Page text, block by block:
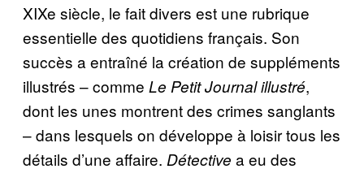
XIXe siècle, le fait divers est une rubrique
essentielle des quotidiens français. Son
succès a entraîné la création de suppléments
illustrés – comme Le Petit Journal illustré,
dont les unes montrent des crimes sanglants
– dans lesquels on développe à loisir tous les
détails d’une affaire. Détective a eu des